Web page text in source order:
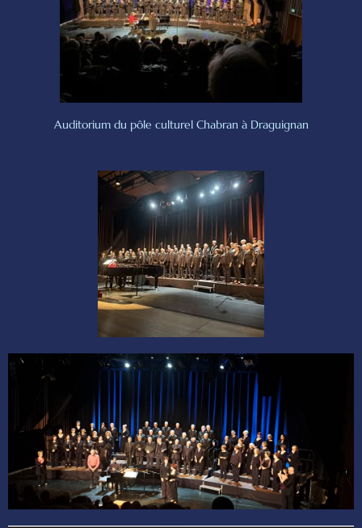
Auditorium du pôle culturel Chabran à Draguignan